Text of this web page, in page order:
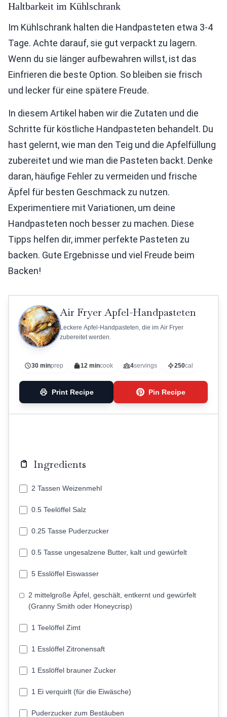
Haltbarkeit im Kühlschrank
Im Kühlschrank halten die Handpasteten etwa 3-4
Tage. Achte darauf, sie gut verpackt zu lagern.
Wenn du sie länger aufbewahren willst, ist das
Einfrieren die beste Option. So bleiben sie frisch
und lecker für eine spätere Freude.
In diesem Artikel haben wir die Zutaten und die
Schritte für köstliche Handpasteten behandelt. Du
hast gelernt, wie man den Teig und die Apfelfüllung
zubereitet und wie man die Pasteten backt. Denke
daran, häufige Fehler zu vermeiden und frische
Äpfel für besten Geschmack zu nutzen.
Experimentiere mit Variationen, um deine
Handpasteten noch besser zu machen. Diese
Tipps helfen dir, immer perfekte Pasteten zu
backen. Gute Ergebnisse und viel Freude beim
Backen!
Air Fryer Apfel-Handpasteten
Leckere Apfel-Handpasteten, die im Air Fryer
zubereitet werden.
30 minprep 12 mincook 4servings 250cal
Print Recipe Pin Recipe
Ingredients
2 Tassen Weizenmehl
0.5 Teelöffel Salz
0.25 Tasse Puderzucker
0.5 Tasse ungesalzene Butter, kalt und gewürfelt
5 Esslöffel Eiswasser
2 mittelgroße Äpfel, geschält, entkernt und gewürfelt
(Granny Smith oder Honeycrisp)
1 Teelöffel Zimt
1 Esslöffel Zitronensaft
1 Esslöffel brauner Zucker
1 Ei verquirlt (für die Eiwäsche)
Puderzucker zum Bestäuben